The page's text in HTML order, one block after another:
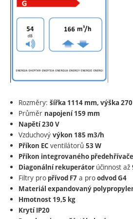
jednotky VENUS jsou zaregistrovány
SVT30118 - HRV14EC (166 m3/h)
Provedení sEC motory
Dotykový, plně grafický
pro odvod kondenzátu
Součástí jednotkyelektrický
rekuperátoru, zajistí celoroční
Nízká úroveň hluku
Výška jednotky max. 270 mm
Plášťjednotky vyrobenz EPP,
a nízkou hmotnost jednotky
Vysoká třída filtrace, filtry na přívodu
Rozměry:šířka 1114 mm, výška
Průměr napojení 159 mm
Napětí 230 V
Vzduchovývýkon 185 m3/h
Příkon EC ventilátorů53 W
Příkon integrovaného
Diagonální rekuperátor účinnost až
Filtry pro přívod F7 a proodvod G4
Materiál expandovaný
Hmotnost 19,5 kg
Krytí IP20